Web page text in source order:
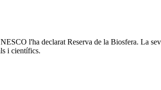
l'ha declarat Reserva de la Biosfera. La
i científics.